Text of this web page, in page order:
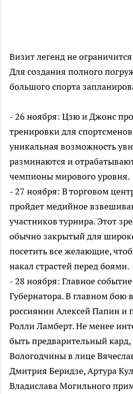
Визит легенд не
Для создания полного
большого спорта
- 26 ноября: Цзю и Джонс
тренировки для
уникальная возможность
разминаются и
чемпионы мирового уровня.
- 27 ноября: В торговом
пройдет медийное
участников турнира. Этот
обычно закрытый для
посетить все желающие,
накал страстей перед боями.
- 28 ноября: Главное
Губернатора. В главном бою
россиянин Алексей Папин и
Ролли Ламберт. Не менее
быть предварительный кард,
Вологодчины в лице
Дмитрия Беридзе, Артура
Владислава Могильного